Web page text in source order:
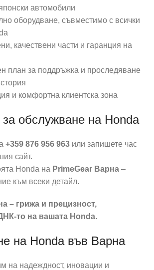
автомобили
оборудване, съвместимо с всички
качествени части и гаранция на
план за поддръжка и проследяване
и комфортна клиентска зона
обслужване на Honda
+359 876 956 963 или запишете час
сайт.
Honda на PrimeGear Варна –
към всеки детайл.
– грижа и прецизност,
то на вашата Honda.
на Honda във Варна
на надеждност, иновации и